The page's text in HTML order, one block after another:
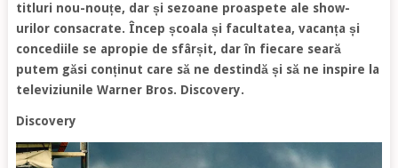
titluri nou-nouțe, dar și sezoane proaspete ale show-
urilor consacrate. Încep școala și facultatea, vacanța și
concediile se apropie de sfârșit, dar în fiecare seară
putem găsi conținut care să ne destindă și să ne inspire la
televiziunile Warner Bros. Discovery.
Discovery